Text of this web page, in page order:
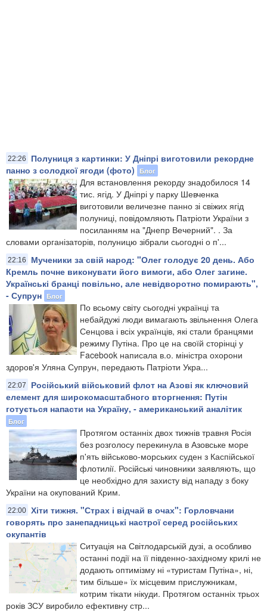
22:26
Полуниця з картинки: У Дніпрі виготовили рекордне
панно з солодкої ягоди (фото)
Блог
Для встановлення рекорду знадобилося 14
тис. ягід. У Дніпрі у парку Шевченка
виготовили величезне панно зі свіжих ягід
полуниці, повідомляють Патріоти України з
посиланням на "Днепр Вечерний". . За
словами організаторів, полуницю зібрали сьогодні о п'...
22:16
Мученики за свій народ: "Олег голодує 20 день. Або
Кремль почне виконувати його вимоги, або Олег загине.
Українські бранці повільно, але невідворотно помирають",
- Супрун Блог
По всьому світу сьогодні українці та
небайдужі люди вимагають звільнення Олега
Сенцова і всіх українців, які стали бранцями
режиму Путіна. Про це на своїй сторінці у
Facebook написала в.о. міністра охорони
здоров'я Уляна Супрун, передають Патріоти Укра...
22:07
Російський військовий флот на Азові як ключовий
елемент для широкомасштабного вторгнення: Путін
готується напасти на Україну, - американський аналітик
Блог
Протягом останніх двох тижнів травня Росія
без розголосу перекинула в Азовське море
п'ять військово-морських суден з Каспійської
флотилії. Російські чиновники заявляють, що
це необхідно для захисту від нападу з боку
України на окупований Крим.
22:00 Хіти тижня. "Страх і відчай в очах": Горловчани
говорять про занепадницькі настрої серед російських
окупантів
Ситуація на Світлодарській дузі, а особливо
останні події на її південно-західному крилі не
додають оптимізму ні «туристам Путіна», ні,
тим більше» їх місцевим прислужникам,
котрим тікати нікуди. Протягом останніх трьох
років ЗСУ виробило ефективну стр...